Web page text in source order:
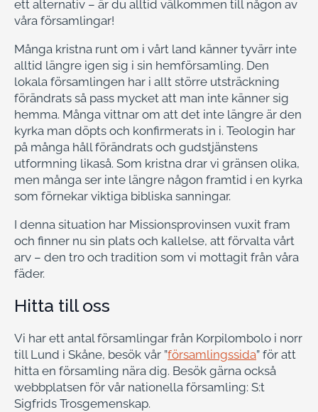
ett alternativ – är du alltid välkommen till någon av
våra församlingar!
Många kristna runt om i vårt land känner tyvärr inte
alltid längre igen sig i sin hemförsamling. Den
lokala församlingen har i allt större utsträckning
förändrats så pass mycket att man inte känner sig
hemma. Många vittnar om att det inte längre är den
kyrka man döpts och konfirmerats in i. Teologin har
på många håll förändrats och gudstjänstens
utformning likaså. Som kristna drar vi gränsen olika,
men många ser inte längre någon framtid i en kyrka
som förnekar viktiga bibliska sanningar.
I denna situation har Missionsprovinsen vuxit fram
och finner nu sin plats och kallelse, att förvalta vårt
arv – den tro och tradition som vi mottagit från våra
fäder.
Hitta till oss
Vi har ett antal församlingar från Korpilombolo i norr
till Lund i Skåne, besök vår ”församlingssida” för att
hitta en församling nära dig. Besök gärna också
webbplatsen för vår nationella församling: S:t
Sigfrids Trosgemenskap.